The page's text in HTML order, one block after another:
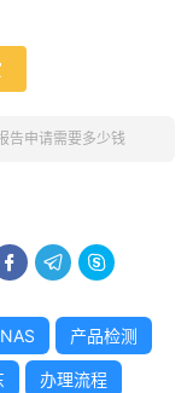
告申请需要多少钱
  
产品检测
办理流程